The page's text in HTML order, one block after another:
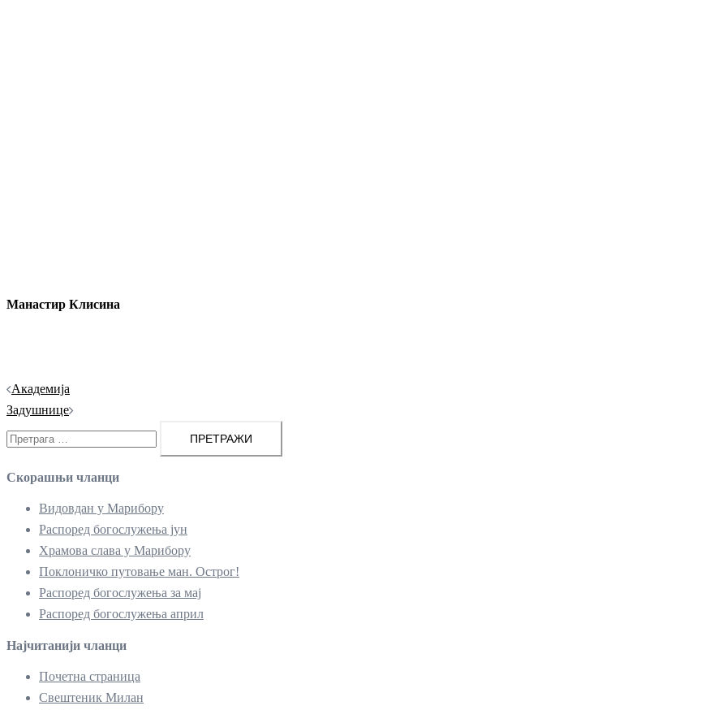
Манастир Клисина
Кретање
Академија
Задушнице
Претрага
за:
Скорашњи чланци
Видовдан у Марибору
Распоред богослужења јун
Храмова слава у Марибору
Поклоничко путовање ман. Острог!
Распоред богослужења за мај
Распоред богослужења април
Најчитанији чланци
Почетна страница
Свештеник Милан